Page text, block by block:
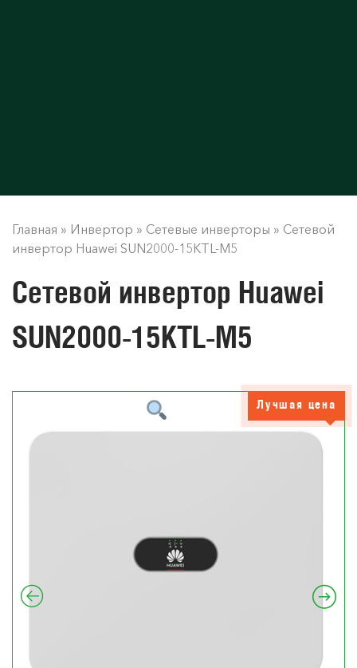
Главная » Инвертор » Сетевые инверторы » Сетевой
инвертор Huawei SUN2000-15KTL-M5
Сетевой инвертор Huawei
SUN2000-15KTL-M5
Лучшая цена